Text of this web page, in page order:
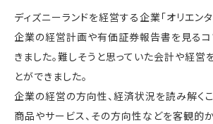
ディズニーランドを経営する企業「オリエン
企業の経営計画や有価証券報告書を見るコ
きました。難しそうと思っていた会計や経営
とができました。
企業の経営の方向性、経済状況を読み解く
商品やサービス、その方向性などを客観的